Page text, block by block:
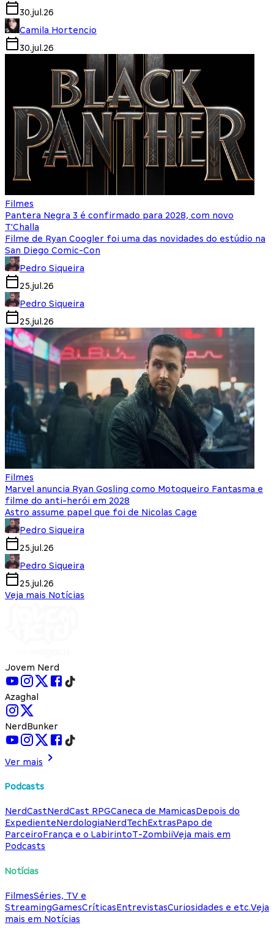
30.jul.26
Camila Hortencio
30.jul.26
Filmes
Pantera Negra 3 é confirmado para 2028, com novo
T'Challa
Filme de Ryan Coogler foi uma das novidades do estúdio na
San Diego Comic-Con
Pedro Siqueira
25.jul.26
Pedro Siqueira
25.jul.26
Filmes
Marvel anuncia Ryan Gosling como Motoqueiro Fantasma e
filme do anti-herói em 2028
Astro assume papel que foi de Nicolas Cage
Pedro Siqueira
25.jul.26
Pedro Siqueira
25.jul.26
Veja mais Notícias
Jovem Nerd
Azaghal
NerdBunker
Ver mais
Podcasts
NerdCastNerdCast RPGCaneca de MamicasDepois do
ExpedienteNerdologiaNerdTechExtrasPapo de
ParceiroFrança e o LabirintoT-ZombiiVeja mais em
Podcasts
Notícias
FilmesSéries, TV e
StreamingGamesCríticasEntrevistasCuriosidades e etc.Veja
mais em Notícias